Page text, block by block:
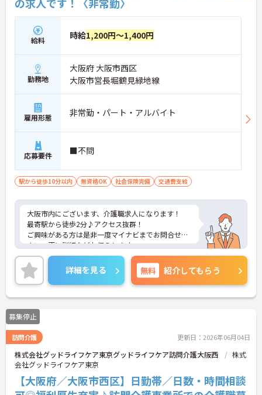
給料 時給1,200円～1,400円
勤務地
大阪府 大阪市西区
大阪市営長堀鶴見緑地線
雇用形態 非常勤・パート・アルバイト
応募要件 ■不問
駅から徒歩10分以内 無資格OK 社会保険完備 交通費支給
大阪市内にございます、介護職求人になります！
最寄駅から徒歩2分♪アクセス抜群！
ご興味がある方は是非一度マイナビまでお問合せ下
さい。更に詳細などお伝えします。
詳細を見る 無料 紹介してもらう
募集停止
訪問介護 更新日：2026年06月04日
株式会社グッドライフケア東京グッドライフケア訪問介護大阪西
株式
会社グッドライフケア東京
【大阪府／大阪市西区】日勤帯／日数・時間相談